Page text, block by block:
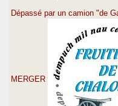
Dépassé par un camion "de
MERGER